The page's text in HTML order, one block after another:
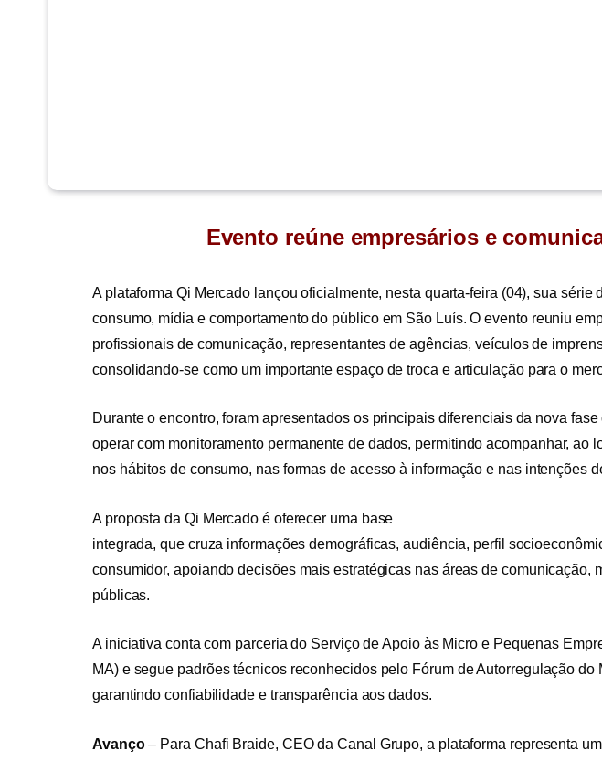
Evento reúne empresários e
A plataforma Qi Mercado lançou oficialmente, nesta quarta-feira (04), sua série
consumo, mídia e comportamento do público em São Luís. O evento reuniu
profissionais de comunicação, representantes de agências, veículos de
consolidando-se como um importante espaço de troca e articulação para o
Durante o encontro, foram apresentados os principais diferenciais da nova
operar com monitoramento permanente de dados, permitindo acompanhar, ao
nos hábitos de consumo, nas formas de acesso à informação e nas intenções
A proposta da Qi Mercado é oferecer uma base
integrada, que cruza informações demográficas, audiência, perfil
consumidor, apoiando decisões mais estratégicas nas áreas de comunicação,
públicas.
A iniciativa conta com parceria do Serviço de Apoio às Micro e Pequenas
MA) e segue padrões técnicos reconhecidos pelo Fórum de Autorregulação do
garantindo confiabilidade e transparência aos dados.
Avanço– Para Chafi Braide, CEO da Canal Grupo, a plataforma representa